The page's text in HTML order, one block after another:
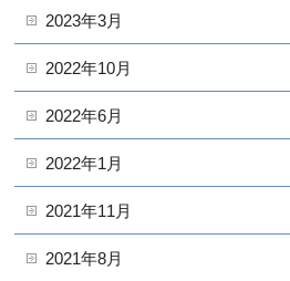
2023年3月
2022年10月
2022年6月
2022年1月
2021年11月
2021年8月